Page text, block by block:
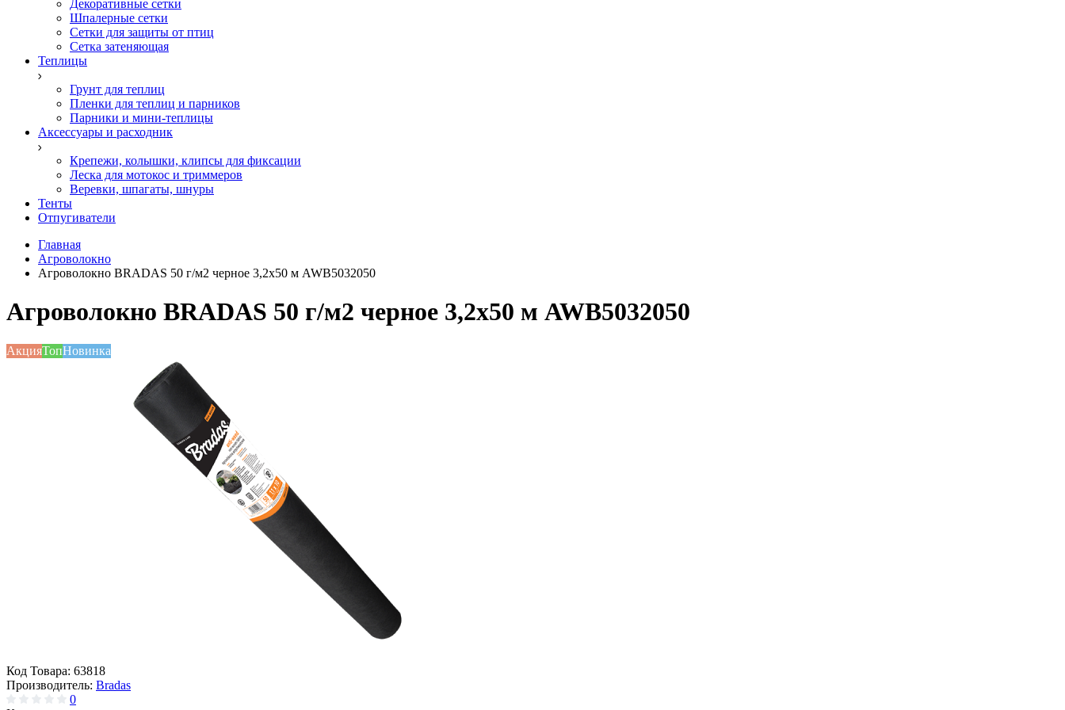
Декоративные сетки
Шпалерные сетки
Сетки для защиты от птиц
Сетка затеняющая
Теплицы
Грунт для теплиц
Пленки для теплиц и парников
Парники и мини-теплицы
Аксессуары и расходник
Крепежи, колышки, клипсы для фиксации
Леска для мотокос и триммеров
Веревки, шпагаты, шнуры
Тенты
Отпугиватели
Главная
Агроволокно
Агроволокно BRADAS 50 г/м2 черное 3,2x50 м AWB5032050
Агроволокно BRADAS 50 г/м2 черное 3,2x50 м AWB5032050
АкцияТопНовинка
Код Товара: 63818
Производитель: Bradas
0